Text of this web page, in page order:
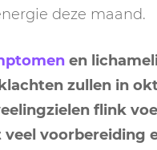
deze maand.
en
zullen in
flink
veel voorbereiding